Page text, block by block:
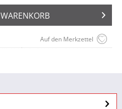
WARENKORB
Auf den Merkzettel